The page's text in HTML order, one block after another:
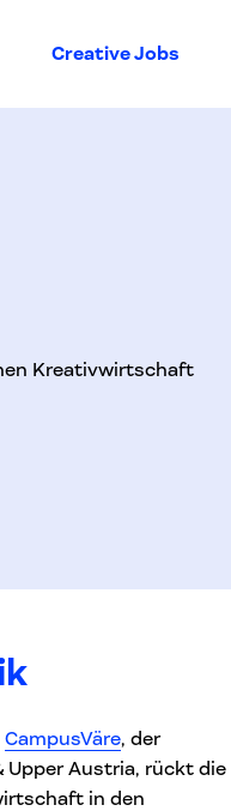
Creative Jobs
Kreativwirtschaft
CampusVäre, der
Upper Austria, rückt die
in den